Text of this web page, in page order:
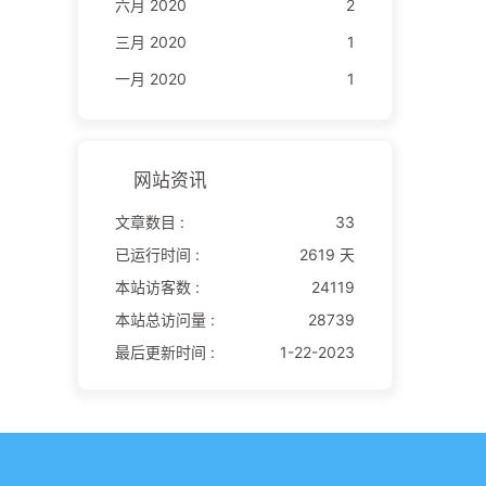
六月 2020
2
三月 2020
1
一月 2020
1
网站资讯
文章数目 :
33
已运行时间 :
2619 天
本站访客数 :
24119
本站总访问量 :
28739
最后更新时间 :
1-22-2023